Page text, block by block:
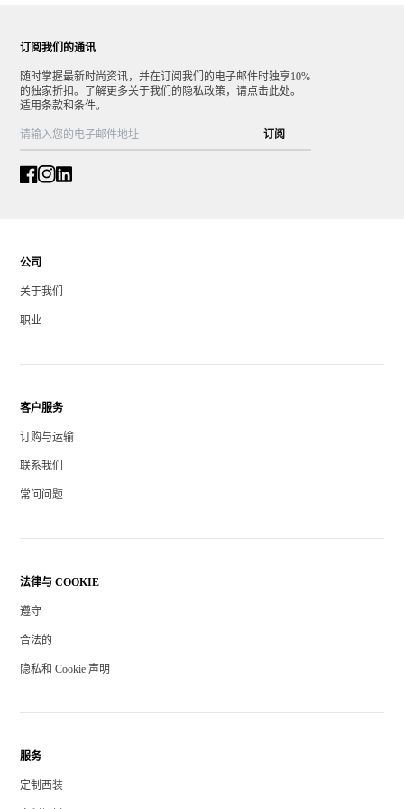
订阅我们的通讯
随时掌握最新时尚资讯，并在订阅我们的电子邮件时独享10%
的独家折扣。了解更多关于我们的隐私政策，请点击此处。
适用条款和条件。
订阅
公司
关于我们
职业
客户服务
订购与运输
联系我们
常问问题
法律与 COOKIE
遵守
合法的
隐私和 Cookie 声明
服务
定制西装